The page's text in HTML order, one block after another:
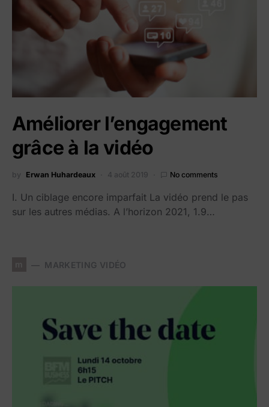
Améliorer l’engagement
grâce à la vidéo
by Erwan Huhardeaux 4 août 2019 No comments
I. Un ciblage encore imparfait La vidéo prend le pas
sur les autres médias. A l’horizon 2021, 1.9…
MARKETING VIDÉO